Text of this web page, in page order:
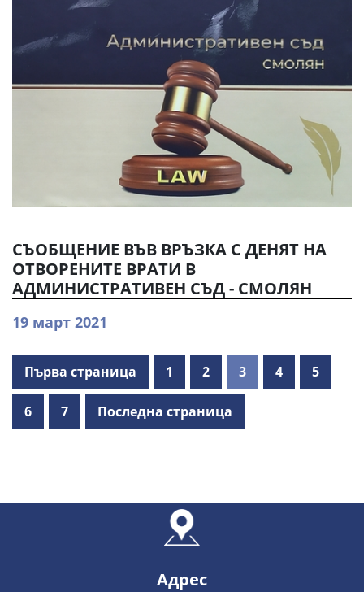
СЪОБЩЕНИЕ ВЪВ ВРЪЗКА С ДЕНЯТ НА
ОТВОРЕНИТЕ ВРАТИ В
АДМИНИСТРАТИВЕН СЪД - СМОЛЯН
19 март 2021
Първа страница 1 2 3 4 5
6 7 Последна страница
Адрес